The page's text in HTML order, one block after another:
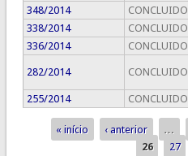
348/2014
CONCLUIDO
338/2014
CONCLUIDO
336/2014
CONCLUIDO
282/2014 CONCLUIDO
255/2014
CONCLUIDO
Páginas
« início ‹ anterior …
26
27